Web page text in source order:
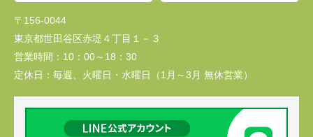
〒156-0044
東京都世田谷区赤堤４丁目１－３
営業時間： 10：00～18：30
定休日： 毎週、火曜日・水曜日（1月～3月 無休営業）